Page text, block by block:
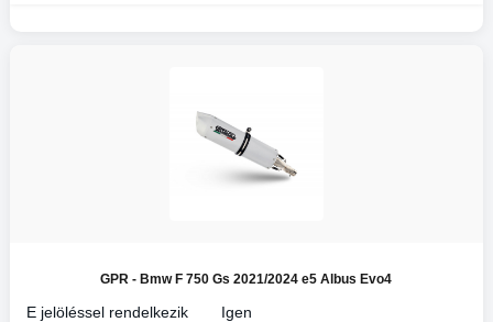
GPR - Bmw F 750 Gs 2021/2024 e5 Albus Evo4
E jelöléssel rendelkezik Igen